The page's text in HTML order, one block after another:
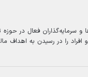
سرمایه‌گذاران فعال در
را در رسیدن به اهداف